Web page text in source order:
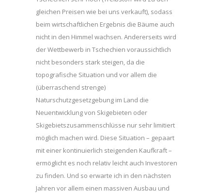
gleichen Preisen wie bei uns verkauft), sodass
beim wirtschaftlichen Ergebnis die Bäume auch
nicht in den Himmel wachsen. Andererseits wird
der Wettbewerb in Tschechien voraussichtlich
nicht besonders stark steigen, da die
topografische Situation und vor allem die
(überraschend strenge)
Naturschutzgesetzgebung im Land die
Neuentwicklung von Skigebieten oder
Skigebietszusammenschlüsse nur sehr limitiert
möglich machen wird. Diese Situation – gepaart
mit einer kontinuierlich steigenden Kaufkraft –
ermöglicht es noch relativ leicht auch Investoren
zu finden. Und so erwarte ich in den nächsten
Jahren vor allem einen massiven Ausbau und